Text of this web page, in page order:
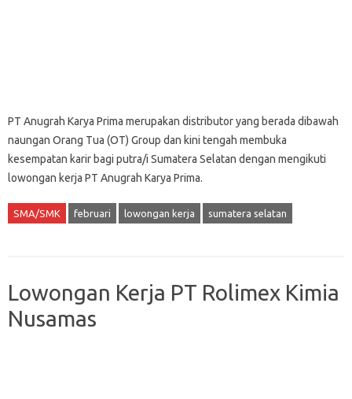
PT Anugrah Karya Prima merupakan distributor yang berada dibawah
naungan Orang Tua (OT) Group dan kini tengah membuka
kesempatan karir bagi putra/i Sumatera Selatan dengan mengikuti
lowongan kerja PT Anugrah Karya Prima.
SMA/SMK februari lowongan kerja sumatera selatan
Lowongan Kerja PT Rolimex Kimia
Nusamas